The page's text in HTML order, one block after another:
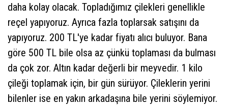
daha kolay olacak. Topladığımız çilekleri genellikle
reçel yapıyoruz. Ayrıca fazla toplarsak satışını da
yapıyoruz. 200 TL'ye kadar fiyatı alıcı buluyor. Bana
göre 500 TL bile olsa az çünkü toplaması da bulması
da çok zor. Altın kadar değerli bir meyvedir. 1 kilo
çileği toplamak için, bir gün sürüyor. Çileklerin yerini
bilenler ise en yakın arkadaşına bile yerini söylemiyor.